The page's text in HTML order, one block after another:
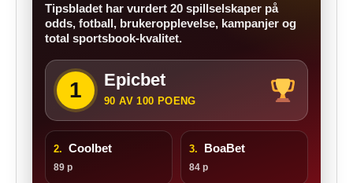
Tipsbladet har vurdert 20 spillselskaper på
odds, fotball, brukeropplevelse, kampanjer og
total sportsbook-kvalitet.
1 Epicbet
90 AV 100 POENG
2. Coolbet
89 p
3. BoaBet
84 p